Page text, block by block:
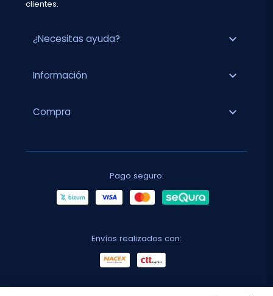
clientes.
¿Necesitas ayuda? expand_more
Información expand_more
Compra expand_more
Pago seguro:
Envíos realizados con: